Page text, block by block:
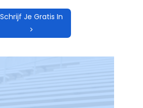
Schrijf Je Gratis In
>